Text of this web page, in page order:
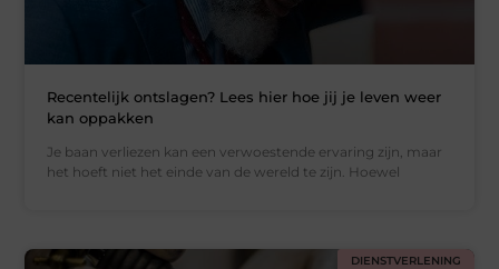
Recentelijk ontslagen? Lees hier hoe jij je leven weer
kan oppakken
Je baan verliezen kan een verwoestende ervaring zijn, maar
het hoeft niet het einde van de wereld te zijn. Hoewel
DIENSTVERLENING